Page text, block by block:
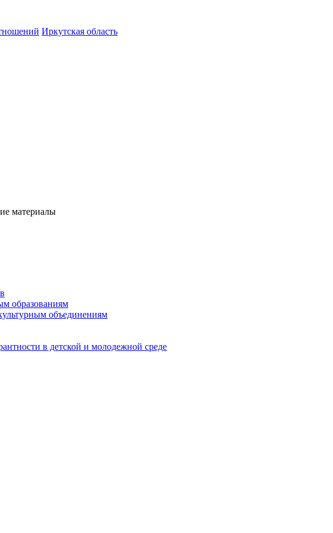
Иркутская область
материалы
образованиям
объединениям
в детской и молодежной среде